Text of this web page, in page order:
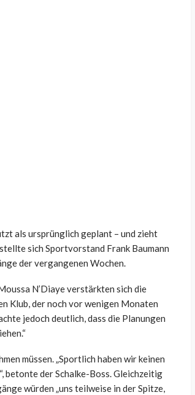
als ursprünglich geplant – und zieht
sich Sportvorstand Frank Baumann
der vergangenen Wochen.
N’Diaye verstärkten sich die
Klub, der noch vor wenigen Monaten
jedoch deutlich, dass die Planungen
müssen. „Sportlich haben wir keinen
betonte der Schalke-Boss. Gleichzeitig
würden „uns teilweise in der Spitze,